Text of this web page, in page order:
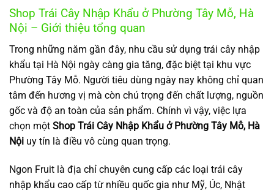
Shop Trái Cây Nhập Khẩu ở Phường Tây Mỗ, Hà
Nội – Giới thiệu tổng quan
Trong những năm gần đây, nhu cầu sử dụng trái cây nhập
khẩu tại Hà Nội ngày càng gia tăng, đặc biệt tại khu vực
Phường Tây Mỗ. Người tiêu dùng ngày nay không chỉ quan
tâm đến hương vị mà còn chú trọng đến chất lượng, nguồn
gốc và độ an toàn của sản phẩm. Chính vì vậy, việc lựa
chọn một Shop Trái Cây Nhập Khẩu ở Phường Tây Mỗ, Hà
Nội uy tín là điều vô cùng quan trọng.
Ngon Fruit là địa chỉ chuyên cung cấp các loại trái cây
nhập khẩu cao cấp từ nhiều quốc gia như Mỹ, Úc, Nhật